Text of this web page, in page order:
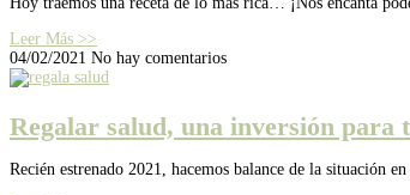
Leer Más >>
04/02/2021 No hay comentarios
Regalar salud, una inversión para
Recién estrenado 2021, hacemos balance de la situación